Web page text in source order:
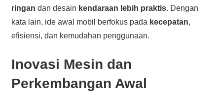
ringan dan desain kendaraan lebih praktis. Dengan
kata lain, ide awal mobil berfokus pada kecepatan,
efisiensi, dan kemudahan penggunaan.
Inovasi Mesin dan
Perkembangan Awal